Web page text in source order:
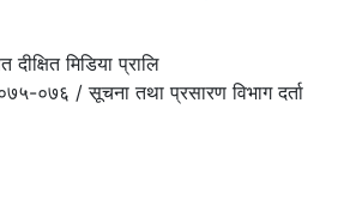
दीक्षित मिडिया प्रालि
०७६ / सूचना तथा प्रसारण विभाग दर्ता